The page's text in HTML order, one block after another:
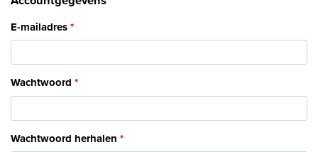
E-mailadres
Wachtwoord
Wachtwoord herhalen